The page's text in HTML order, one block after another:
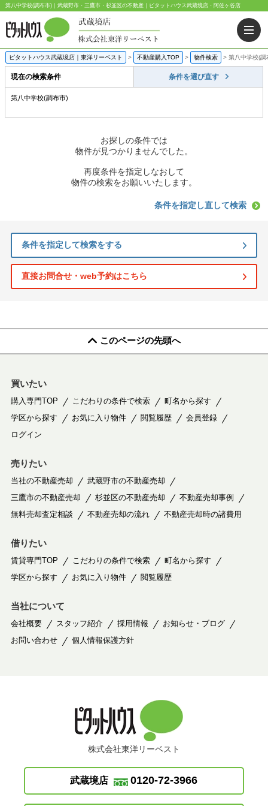
第八中学校(調布市)｜武蔵野市・三鷹市・杉並区の不動産｜ピタットハウス武蔵境店・阿佐ヶ谷店
ピタットハウス武蔵境店｜東洋リーベスト > 不動産購入TOP > 物件検索 > 第八中学校(調
現在の検索条件 条件を選び直す
第八中学校(調布市)
お探しの条件では
物件が見つかりませんでした。
再度条件を指定しなおして
物件の検索をお願いいたします。
条件を指定し直して検索
条件を指定して検索をする
直接お問合せ・web予約はこちら
このページの先頭へ
買いたい
購入専門TOP こだわりの条件で検索
町名から探す
学区から探す
お気に入り物件 閲覧履歴
会員登録
ログイン
売りたい
当社の不動産売却
武蔵野市の不動産売却
三鷹市の不動産売却
杉並区の不動産売却
不動産売却事例
無料売却査定相談
不動産売却の流れ 不動産売却時の諸費用
借りたい
賃貸専門TOP こだわりの条件で検索
町名から探す
学区から探す
お気に入り物件 閲覧履歴
当社について
会社概要 スタッフ紹介 採用情報
お知らせ・ブログ
お問い合わせ
個人情報保護方針
株式会社東洋リーベスト
武蔵境店 0120-72-3966